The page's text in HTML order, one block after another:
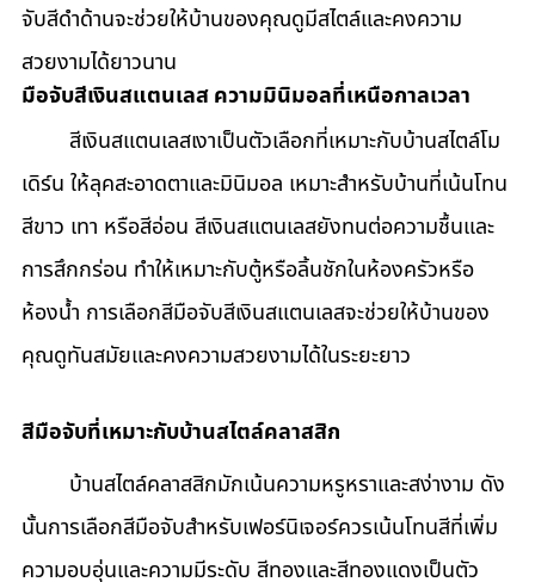
จับสีดำด้านจะช่วยให้บ้านของคุณดูมีสไตล์และคงความ
สวยงามได้ยาวนาน
มือจับสีเงินสแตนเลส ความมินิมอลที่เหนือกาลเวลา
เดิร์น ให้ลุคสะอาดตาและมินิมอล เหมาะสำหรับบ้านที่เน้นโทน
สีขาว เทา หรือสีอ่อน สีเงินสแตนเลสยังทนต่อความชื้นและ
การสึกกร่อน ทำให้เหมาะกับตู้หรือลิ้นชักในห้องครัวหรือ
ห้องน้ำ การเลือกสีมือจับสีเงินสแตนเลสจะช่วยให้บ้านของ
คุณดูทันสมัยและคงความสวยงามได้ในระยะยาว
สีมือจับที่เหมาะกับบ้านสไตล์คลาสสิก
นั้นการเลือกสีมือจับสำหรับเฟอร์นิเจอร์ควรเน้นโทนสีที่เพิ่ม
ความอบอุ่นและความมีระดับ สีทองและสีทองแดงเป็นตัว